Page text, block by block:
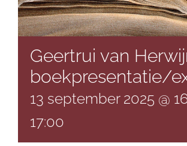
Geertrui van
boekpresentatie/
13 september 2025 @
17:00